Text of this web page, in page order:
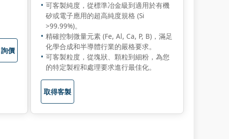
詢價
可客製純度，從標準冶金級到適用於有機
矽或電子應用的超高純度規格 (Si
>99.99%)。
精確控制微量元素 (Fe, Al, Ca, P, B)，滿足
化學合成和半導體行業的嚴格要求。
可客製粒度，從塊狀、顆粒到細粉，為您
的特定製程和處理要求進行最佳化。
取得客製